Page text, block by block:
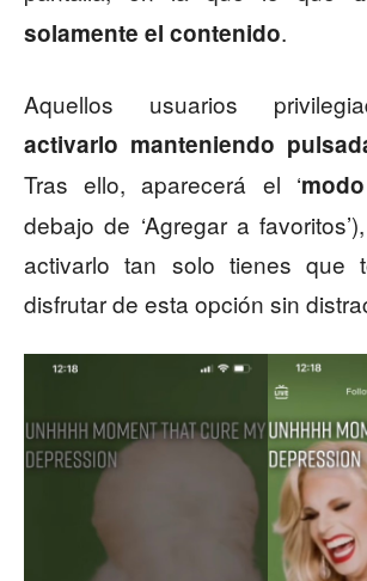
solamente el contenido.
Aquellos usuarios
activarlo manteniendo
Tras ello, aparecerá el ‘
debajo de ‘Agregar a
activarlo tan solo tienes que
disfrutar de esta opción sin